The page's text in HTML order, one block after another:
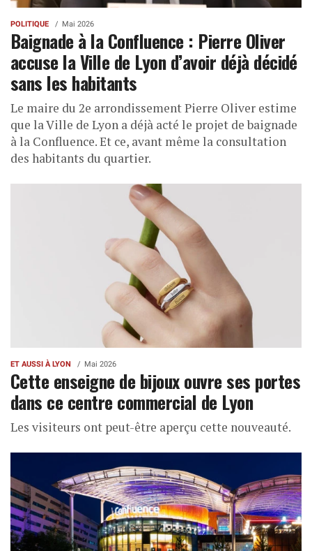
POLITIQUE Mai 2026
Baignade à la Confluence : Pierre Oliver
accuse la Ville de Lyon d’avoir déjà décidé
sans les habitants
Le maire du 2e arrondissement Pierre Oliver estime
que la Ville de Lyon a déjà acté le projet de baignade
à la Confluence. Et ce, avant même la consultation
des habitants du quartier.
ET AUSSI À LYON Mai 2026
Cette enseigne de bijoux ouvre ses portes
dans ce centre commercial de Lyon
Les visiteurs ont peut-être aperçu cette nouveauté.